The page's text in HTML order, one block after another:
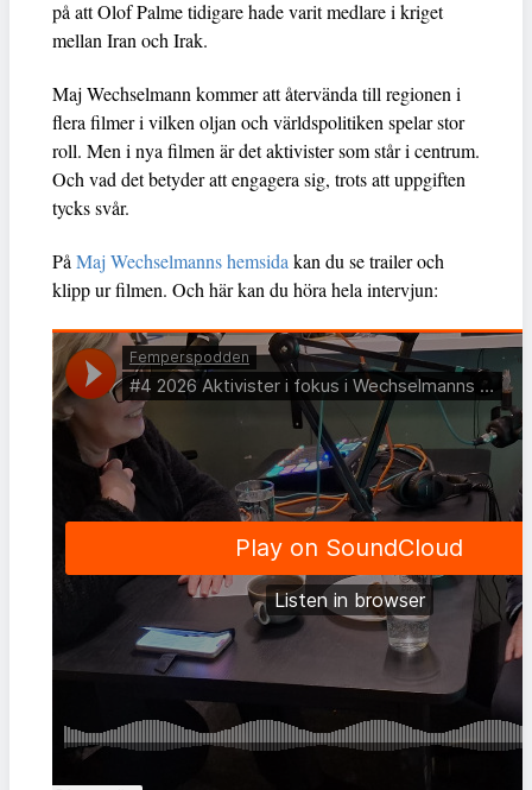
på att Olof Palme tidigare hade varit medlare i kriget
mellan Iran och Irak.
Maj Wechselmann kommer att återvända till regionen i
flera filmer i vilken oljan och världspolitiken spelar stor
roll. Men i nya filmen är det aktivister som står i centrum.
Och vad det betyder att engagera sig, trots att uppgiften
tycks svår.
På Maj Wechselmanns hemsida kan du se trailer och
klipp ur filmen. Och här kan du höra hela intervjun: